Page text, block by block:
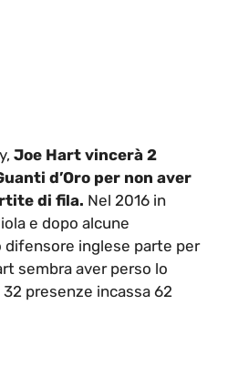
Joe Hart vincerà 2
d’Oro per non aver
di fila. Nel 2016 in
e dopo alcune
difensore inglese parte per
sembra aver perso lo
presenze incassa 62